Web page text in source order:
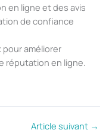
en ligne et des avis
de confiance
améliorer
réputation en ligne.
Article suivant →